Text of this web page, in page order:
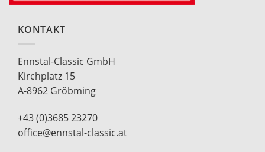
KONTAKT
Ennstal-Classic GmbH
Kirchplatz 15
A-8962 Gröbming
+43 (0)3685 23270
office@ennstal-classic.at